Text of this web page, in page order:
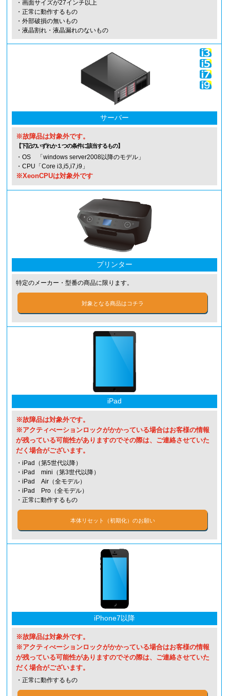
・画面サイズが27インチ以上
・正常に動作するもの
・外部破損の無いもの
・液晶割れ・液晶漏れのないもの
サーバー
※故障品は対象外です。
【下記のいずれか１つの条件に該当するもの】
・OS 「windows server2008以降のモデル」
・CPU「Core i3,i5,i7,i9」
※XeonCPUは対象外です
プリンター
特定のメーカー・型番の商品に限ります。
対象となる商品はコチラ
iPad
※故障品は対象外です。
※アクティべーションロックがかかっている場合はお客様の情報
が残っている可能性がありますのでその際は、ご連絡させていた
だく場合がございます。
・iPad（第5世代以降）
・iPad mini（第3世代以降）
・iPad Air（全モデル）
・iPad Pro（全モデル）
・正常に動作するもの
本体リセット（初期化）のお願い
iPhone7以降
※故障品は対象外です。
※アクティべーションロックがかかっている場合はお客様の情報
が残っている可能性がありますのでその際は、ご連絡させていた
だく場合がございます。
・正常に動作するもの